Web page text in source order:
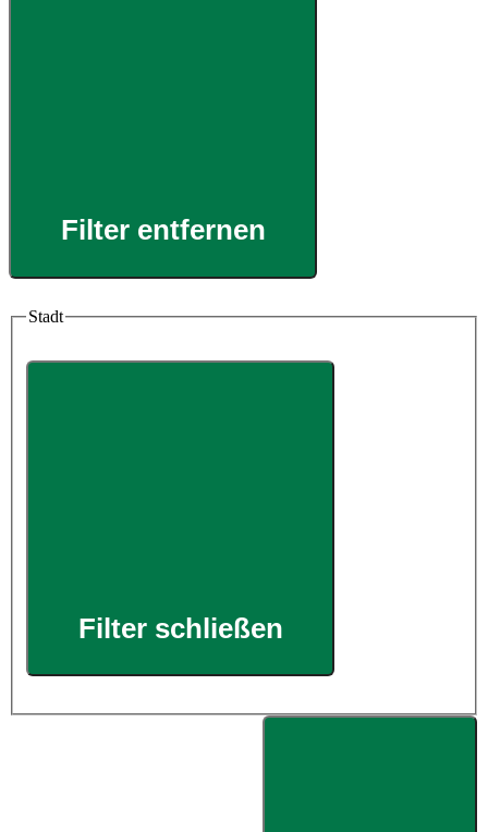
Filter entfernen
Stadt
Filter schließen